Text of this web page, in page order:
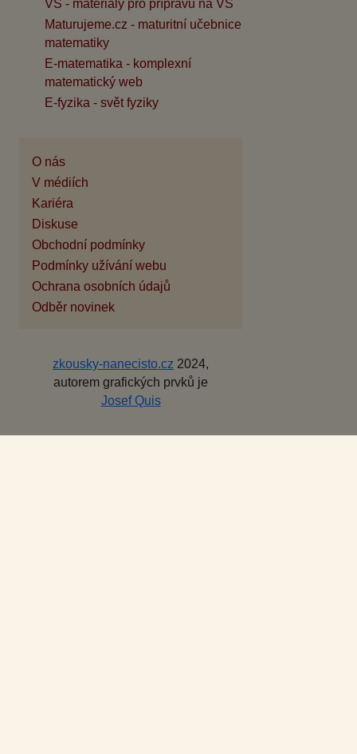
VŠ - materiály pro přípravu na VŠ
Maturujeme.cz - maturitní učebnice
matematiky
E-matematika - komplexní
matematický web
E-fyzika - svět fyziky
O nás
V médiích
Kariéra
Diskuse
Obchodní podmínky
Podmínky užívání webu
Ochrana osobních údajů
Odběr novinek
zkousky-nanecisto.cz 2024,
autorem grafických prvků je
Josef Quis